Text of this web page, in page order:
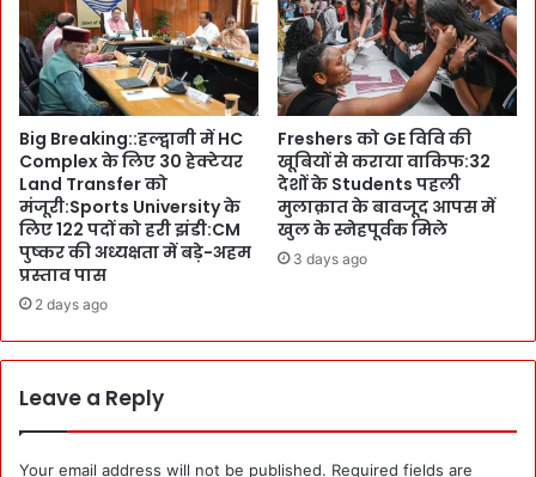
ट्ट
ने
कां
ग्रे
स
दि
ग्ग
ज
की
P
S
D
से
मु
ला
का
प
र
अ
फ
स
रों
की
C
o
m
m
i
t
t
e
o
f
e
c
Big Breaking::हल्द्वानी में HC
Complex के लिए 30 हेक्टेयर
Land Transfer को
मंजूरी:Sports University के
लिए 122 पदों को हरी झंडी:CM
पुष्कर की अध्यक्षता में बड़े-अहम
प्रस्ताव पास
2 days ago
Freshers को GE विवि की
खूबियों से कराया वाकिफ:32
देशों के Students पहली
मुलाक़ात के बावजूद आपस में
खुल के स्नेहपूर्वक मिले
3 days ago
Leave a Reply
Your email address will not be published. Required fields are